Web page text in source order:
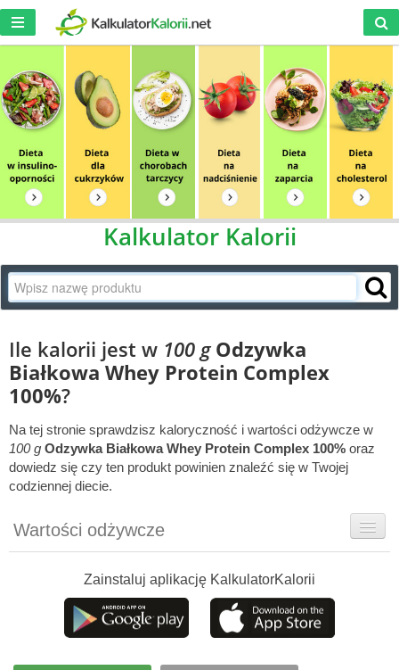
Kalkulator Kalorii
Ile kalorii jest w 100 g Odzywka
Białkowa Whey Protein Complex
100%?
Na tej stronie sprawdzisz kaloryczność i wartości odżywcze w
100 g Odzywka Białkowa Whey Protein Complex 100% oraz
dowiedz się czy ten produkt powinien znaleźć się w Twojej
codziennej diecie.
Wartości odżywcze
Ciekawostki
Ile możesz zjeść?
Zainstaluj aplikację KalkulatorKalorii